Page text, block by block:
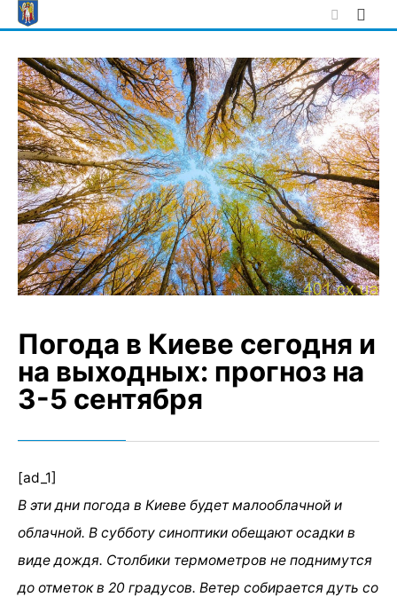
Skip
to
Погода в Киеве сегодня и
на выходных: прогноз на
3-5 сентября
[ad_1]
В эти дни погода в Киеве будет малооблачной и
облачной. В субботу синоптики обещают осадки в
виде дождя. Столбики термометров не поднимутся
до отметок в 20 градусов. Ветер собирается дуть со